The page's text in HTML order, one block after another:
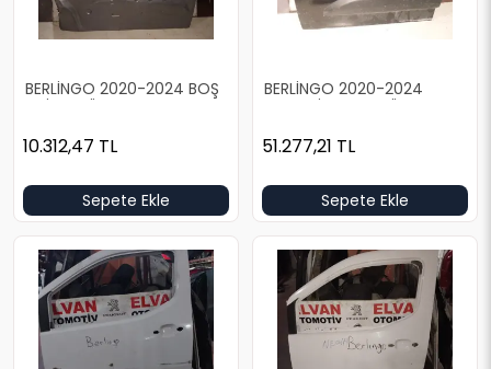
BERLİNGO 2020-2024 BOŞ
GRİ SOL ÖN KAPI
10.312,47 TL
Sepete Ekle
BERLİNGO 2020-2024
DOLU SİYAH SOL ÖN KAPI
51.277,21 TL
Sepete Ekle